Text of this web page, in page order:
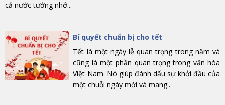
cả nước tưởng nhớ...
Bí quyết chuẩn bị cho tết
Tết là một ngày lễ quan trọng trong năm và
cũng là một phần quan trọng trong văn hóa
Việt Nam. Nó giúp đánh dấu sự khởi đầu của
một chuỗi ngày mới và mang...